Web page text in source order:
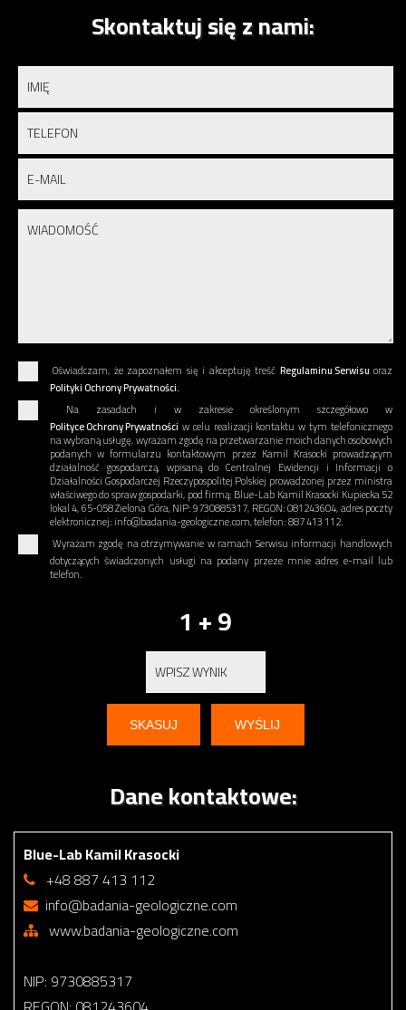
Skontaktuj się z nami:
Oświadczam, że zapoznałem się i akceptuję treść Regulaminu Serwisu oraz
Polityki Ochrony Prywatności.
Na zasadach i w zakresie określonym szczegółowo w
Polityce Ochrony Prywatności w celu realizacji kontaktu w tym telefonicznego
na wybraną usługę, wyrażam zgodę na przetwarzanie moich danych osobowych
podanych w formularzu kontaktowym przez Kamil Krasocki prowadzącym
działalność gospodarczą, wpisaną do Centralnej Ewidencji i Informacji o
Działalności Gospodarczej Rzeczypospolitej Polskiej prowadzonej przez ministra
właściwego do spraw gospodarki, pod firmą: Blue-Lab Kamil Krasocki Kupiecka 52
lokal 4, 65-058 Zielona Góra, NIP: 9730885317, REGON: 081243604, adres poczty
elektronicznej: info@badania-geologiczne.com, telefon: 887 413 112.
Wyrażam zgodę na otrzymywanie w ramach Serwisu informacji handlowych
dotyczących świadczonych usługi na podany przeze mnie adres e-mail lub
telefon.
1 + 9
Dane kontaktowe:
Blue-Lab Kamil Krasocki
+48 887 413 112
info@badania-geologiczne.com
www.badania-geologiczne.com
NIP: 9730885317